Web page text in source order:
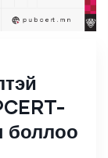
боллоо